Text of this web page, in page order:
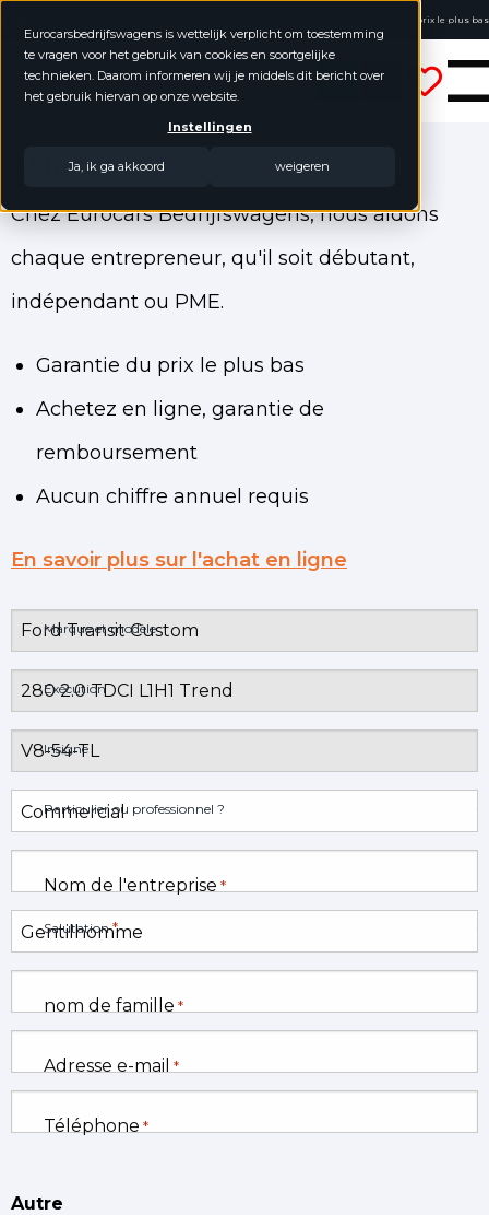
Eurocarsbedrijfswagens is wettelijk verplicht om toestemming
te vragen voor het gebruik van cookies en soortgelijke
technieken. Daarom informeren wij je middels dit bericht over
het gebruik hiervan op onze website.
Instellingen
Ja, ik ga akkoord weigeren
Garantie du prix le plus bas
Achetez en ligne, garantie de remboursement
Aucun chiffre annuel requis
Véhicules utilitaires Eurocars
Acheter
Chez Eurocars Bedrijfswagens, nous aidons
chaque entrepreneur, qu'il soit débutant,
indépendant ou PME.
Garantie du prix le plus bas
Achetez en ligne, garantie de
remboursement
Aucun chiffre annuel requis
En savoir plus sur l'achat en ligne
Marque et modèle
Exécution
Insigne
Particulier ou professionnel ?
Nom de l'entreprise *
Salutation *
nom de famille *
Adresse e-mail *
Téléphone *
Autre